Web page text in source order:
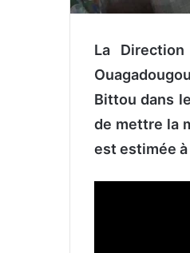
La
Bittou dans
de mettre la
est estimée à